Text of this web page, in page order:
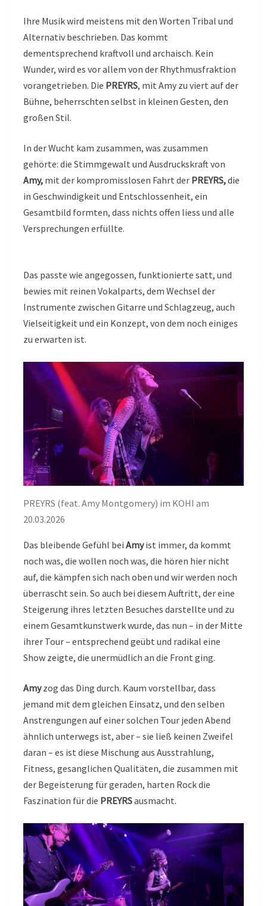
Ihre Musik wird meistens mit den Worten Tribal und
Alternativ beschrieben. Das kommt
dementsprechend kraftvoll und archaisch. Kein
Wunder, wird es vor allem von der Rhythmusfraktion
vorangetrieben. Die PREYRS, mit Amy zu viert auf der
Bühne, beherrschten selbst in kleinen Gesten, den
großen Stil.
In der Wucht kam zusammen, was zusammen
gehörte: die Stimmgewalt und Ausdruckskraft von
Amy, mit der kompromisslosen Fahrt der PREYRS,die
in Geschwindigkeit und Entschlossenheit, ein
Gesamtbild formten, dass nichts offen liess und alle
Versprechungen erfüllte.
Das passte wie angegossen, funktionierte satt, und
bewies mit reinen Vokalparts, dem Wechsel der
Instrumente zwischen Gitarre und Schlagzeug, auch
Vielseitigkeit und ein Konzept, von dem noch einiges
zu erwarten ist.
PREYRS (feat. Amy Montgomery) im KOHI am
20.03.2026
Das bleibende Gefühl bei Amyist immer, da kommt
noch was, die wollen noch was, die hören hier nicht
auf, die kämpfen sich nach oben und wir werden noch
überrascht sein. So auch bei diesem Auftritt, der eine
Steigerung ihres letzten Besuches darstellte und zu
einem Gesamtkunstwerk wurde, das nun – in der Mitte
ihrer Tour – entsprechend geübt und radikal eine
Show zeigte, die unermüdlich an die Front ging.
Amyzog das Ding durch. Kaum vorstellbar, dass
jemand mit dem gleichen Einsatz, und den selben
Anstrengungen auf einer solchen Tour jeden Abend
ähnlich unterwegs ist, aber – sie ließ keinen Zweifel
daran – es ist diese Mischung aus Ausstrahlung,
Fitness, gesanglichen Qualitäten, die zusammen mit
der Begeisterung für geraden, harten Rock die
Faszination für die PREYRSausmacht.